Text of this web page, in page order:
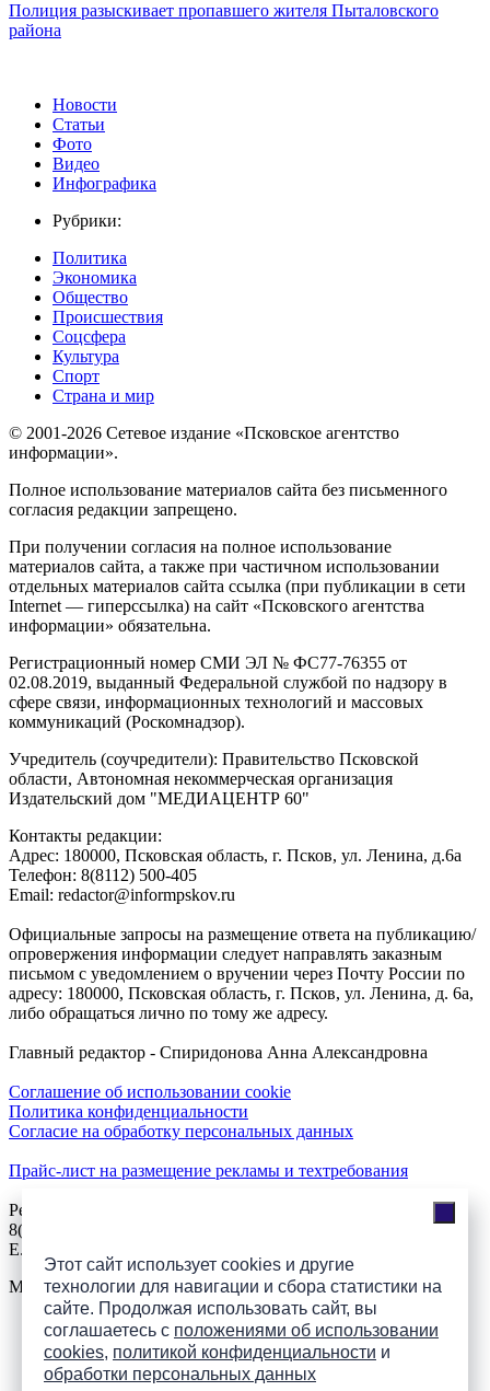
Этот сайт использует cookies и другие
технологии для навигации и сбора статистики на
сайте. Продолжая использовать сайт, вы
соглашаетесь с положениями об использовании
cookies, политикой конфиденциальности и
обработки персональных данных
Полиция разыскивает пропавшего жителя Пыталовского
района
Новости
Статьи
Фото
Видео
Инфографика
Рубрики:
Политика
Экономика
Общество
Происшествия
Соцсфера
Культура
Спорт
Страна и мир
© 2001-2026 Сетевое издание «Псковское агентство
информации».
Полное использование материалов сайта без письменного
согласия редакции запрещено.
При получении согласия на полное использование
материалов сайта, а также при частичном использовании
отдельных материалов сайта ссылка (при публикации в сети
Internet — гиперссылка) на сайт «Псковского агентства
информации» обязательна.
Регистрационный номер СМИ ЭЛ № ФС77-76355 от
02.08.2019, выданный Федеральной службой по надзору в
сфере связи, информационных технологий и массовых
коммуникаций (Роскомнадзор).
Учредитель (соучредители): Правительство Псковской
области, Автономная некоммерческая организация
Издательский дом "МЕДИАЦЕНТР 60"
Контакты редакции:
Адреc: 180000, Псковская область, г. Псков, ул. Ленина, д.6а
Телефон: 8(8112) 500-405
Email: redactor@informpskov.ru
Официальные запросы на размещение ответа на публикацию/
опровержения информации следует направлять заказным
письмом с уведомлением о вручении через Почту России по
адресу: 180000, Псковская область, г. Псков, ул. Ленина, д. 6а,
либо обращаться лично по тому же адресу.
Главный редактор - Спиридонова Анна Александровна
Соглашение об использовании cookie
Политика конфиденциальности
Согласие на обработку персональных данных
Прайс-лист на размещение рекламы и техтребования
Реклама на сайте
8(921)508-52-62, телефон 8(8112) 500-131
E.Sezeikina@mhpsk.ru
Меню
Слушать радио «7 небо» онлайн